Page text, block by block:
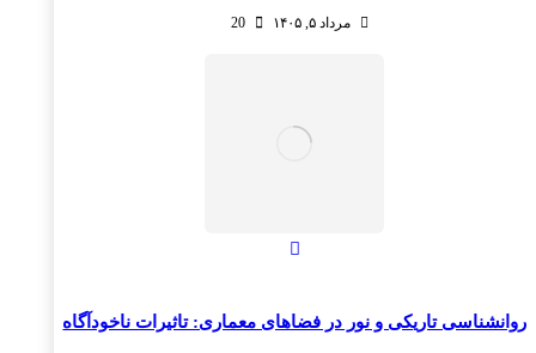
مرداد ۵, ۱۴۰۵ 20
روانشناسی تاریکی و نور در فضاهای معماری: تاثیرات ناخودآگاه